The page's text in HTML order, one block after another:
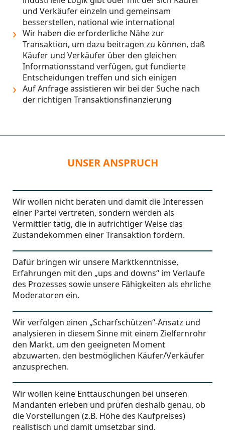
und Verkäufer einzeln und gemeinsam
besserstellen, national wie international
Wir haben die erforderliche Nähe zur
Transaktion, um dazu beitragen zu können, daß
Käufer und Verkäufer über den gleichen
Informationsstand verfügen, gut fundierte
Entscheidungen treffen und sich einigen
Auf Anfrage assistieren wir bei der Suche nach
der richtigen Transaktionsfinanzierung
UNSER ANSPRUCH
Wir wollen nicht beraten und damit die Interessen
einer Partei vertreten, sondern werden als
Vermittler tätig, die in aufrichtiger Weise das
Zustandekommen einer Transaktion fördern.
Dafür bringen wir unsere Marktkenntnisse,
Erfahrungen mit den „ups and downs“ im Verlaufe
des Prozesses sowie unsere Fähigkeiten als ehrliche
Moderatoren ein.
Wir verfolgen einen „Scharfschützen“-Ansatz und
analysieren in diesem Sinne mit einem Zielfernrohr
den Markt, um den geeigneten Moment
abzuwarten, den bestmöglichen Käufer/Verkäufer
anzusprechen.
Wir wollen keine Enttäuschungen bei unseren
Mandanten erleben und prüfen deshalb genau, ob
die Vorstellungen (z.B. Höhe des Kaufpreises)
realistisch und damit umsetzbar sind.